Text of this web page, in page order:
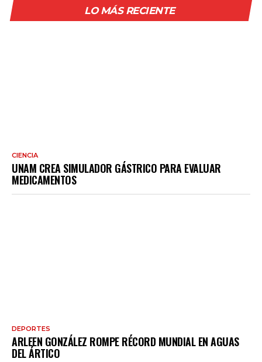
LO MÁS RECIENTE
CIENCIA
UNAM CREA SIMULADOR GÁSTRICO PARA EVALUAR
MEDICAMENTOS
DEPORTES
ARLEEN GONZÁLEZ ROMPE RÉCORD MUNDIAL EN AGUAS
DEL ÁRTICO